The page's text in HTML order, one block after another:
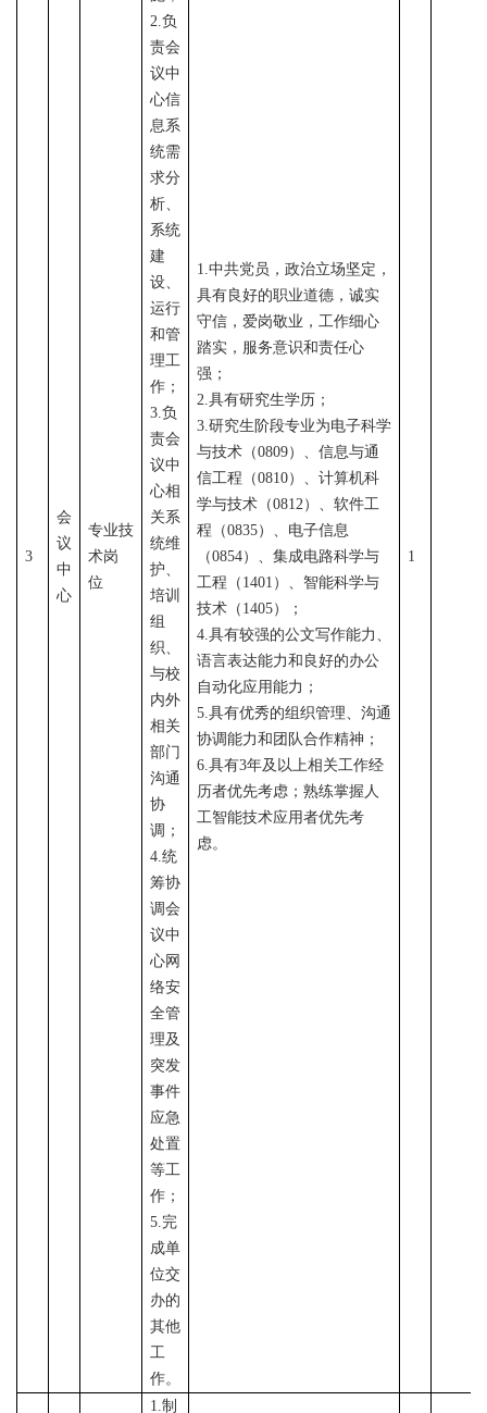
3
会
议
中
心
专业技
术岗
位
2.负
责会
议中
心信
息系
统需
求分
析、
系统
建
设、
运行
和管
理工
作；
3.负
责会
议中
心相
关系
统维
护、
培训
组
织、
与校
内外
相关
部门
沟通
协
调；
4.统
筹协
调会
议中
心网
络安
全管
理及
突发
事件
应急
处置
等工
作；
5.完
成单
位交
办的
其他
工
作。
1.中共党员，政治立场坚定，
具有良好的职业道德，诚实
守信，爱岗敬业，工作细心
踏实，服务意识和责任心
强；
2.具有研究生学历；
3.研究生阶段专业为电子科学
与技术（0809）、信息与通
信工程（0810）、计算机科
学与技术（0812）、软件工
程（0835）、电子信息
（0854）、集成电路科学与
工程（ 1401 ）、智能科学与
技术（ 1405）；
4.具有较强的公文写作能力、
语言表达能力和良好的办公
自动化应用能力；
5.具有优秀的组织管理、沟通
协调能力和团队合作精神；
6.具有3年及以上相关工作经
历者优先考虑；熟练掌握人
工智能技术应用者优先考
虑。
1
1.制